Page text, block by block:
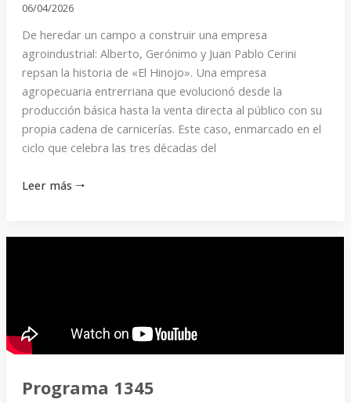
06/04/2026
De heredar un campo a construir una empresa
agroindustrial: Alberto, Gerónimo y Juan Pablo Cerini
repsan la historia de «El Hinojo». Una empresa
agropecuaria entrerriana que evolucionó desde la
producción básica hasta la venta directa al público con su
propia cadena de carnicerías. Este caso, enmarcado en el
ciclo que celebra las tres décadas del
Leer más 🠒
Programa 1345